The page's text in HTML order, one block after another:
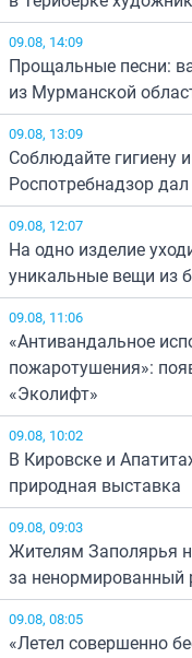
09.08, 14:09
Прощальные песни:
из Мурманской
09.08, 13:09
Соблюдайте гигиену
Роспотребнадзор
09.08, 12:07
На одно изделие
уникальные вещи из
09.08, 11:06
«Антивандальное
пожаротушения»:
«Эколифт»
09.08, 10:02
В Кировске и
природная выставка
09.08, 09:03
Жителям Заполярья
за ненормированный
09.08, 08:05
«Летел совершенно